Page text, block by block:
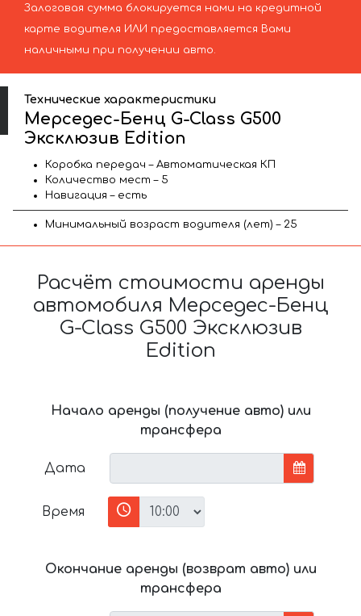
Залоговая сумма блокируется нами на кредитной
карте водителя ИЛИ предоставляется Вами
наличными при получении авто.
Технические характеристики
Мерседес-Бенц G-Class G500
Эксклюзив Edition
Коробка передач – Автоматическая КП
Количество мест – 5
Навигация – есть
Минимальный возраст водителя (лет) – 25
Расчёт стоимости аренды
автомобиля Мерседес-Бенц
G-Class G500 Эксклюзив
Edition
Начало аренды (получение авто) или
трансфера
Дата
Время
Окончание аренды (возврат авто) или
трансфера